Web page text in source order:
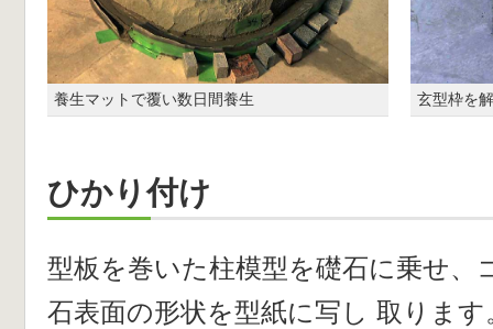
養生マットで覆い数日間養生 玄型枠を
ひかり付け
型板を巻いた柱模型を礎石に乗せ、
石表面の形状を型紙に写し 取りま